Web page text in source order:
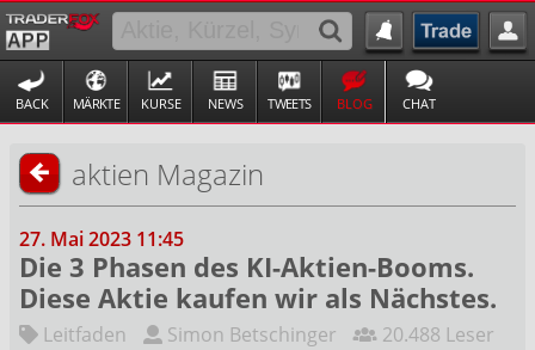
BACK MÄRKTE KURSE NEWS TWEETS BLOG CHAT
aktien Magazin
27. Mai 2023 11:45
Die 3 Phasen des KI-Aktien-Booms.
Diese Aktie kaufen wir als Nächstes.
Leitfaden Simon Betschinger
20.488 Leser